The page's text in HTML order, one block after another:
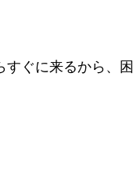
すぐに来るから、困